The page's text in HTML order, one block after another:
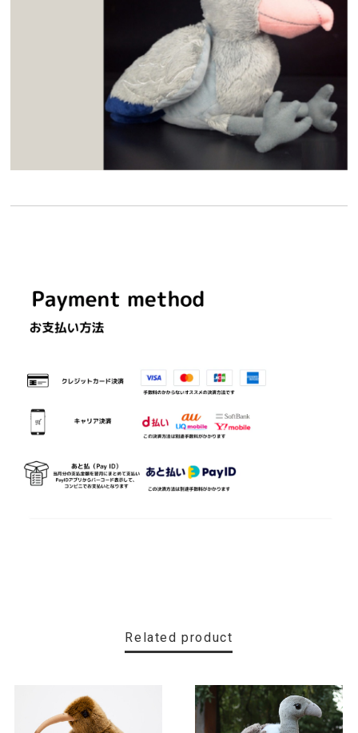
Related product